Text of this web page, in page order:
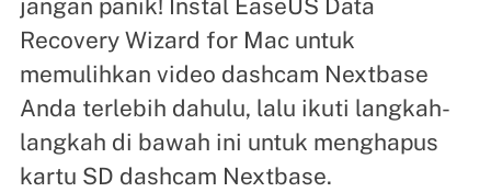
jangan panik! Instal EaseUS Data
Recovery Wizard for Mac untuk
memulihkan video dashcam Nextbase
Anda terlebih dahulu, lalu ikuti langkah-
langkah di bawah ini untuk menghapus
kartu SD dashcam Nextbase.